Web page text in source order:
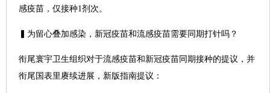
感疫苗，仅接种1剂次。
▍为留心叠加感染，新冠疫苗和流感疫苗需要同期打针吗？
衔尾寰宇卫生组织对于流感疫苗和新冠疫苗同期接种的提议，并
衔尾国表里赓续进展，新版指南提议：